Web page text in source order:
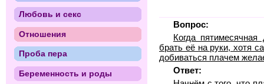
Вопрос:
Когда
брать её на руки, хотя
добиваться плачем
Ответ:
Любовь и секс
Отношения
Проба пера
Беременность и роды